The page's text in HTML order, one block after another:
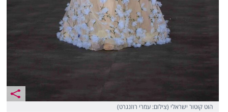
הוט קוטור ישראלי (צילום: עמרי רוזנגרט)